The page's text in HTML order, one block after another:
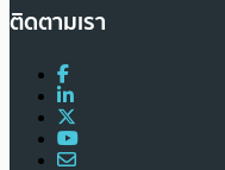
ติดตามเรา